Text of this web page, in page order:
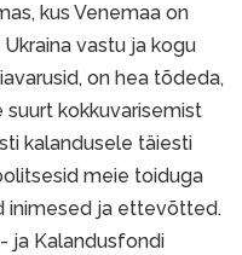
kus Venemaa on
vastu ja kogu
on hea tõdeda,
kokkuvarisemist
kalandusele täiesti
meie toiduga
inimesed ja ettevõtted.
ja Kalandusfondi